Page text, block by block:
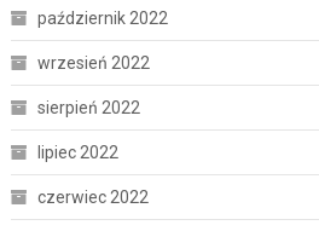
październik 2022
wrzesień 2022
sierpień 2022
lipiec 2022
czerwiec 2022